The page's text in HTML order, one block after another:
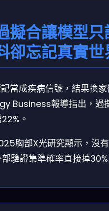
擬合讓模型只
卻忘記真實世
當成疾病信號，結果換
Business報導指出，過
。
胸部X光研究顯示，沒
驗證集準確率直接掉